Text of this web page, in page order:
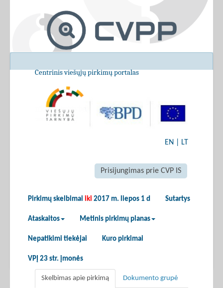
Centrinis viešųjų pirkimų portalas
EN LT
Prisijungimas prie CVP IS
Pirkimų skelbimai iki 2017 m. liepos 1 d Sutartys
Ataskaitos Metinis pirkimų planas
Nepatikimi tiekėjai Kuro pirkimai
VPĮ 23 str. įmonės
Skelbimas apie pirkimą Dokumento grupė